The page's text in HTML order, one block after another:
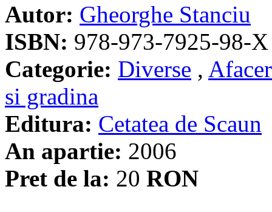
Autor: Gheorghe Stanciu
ISBN: 978-973-7925-98-X
Categorie: Diverse ,
si gradina
Editura: Cetatea de Scaun
An apartie: 2006
Pret de la: 20 RON